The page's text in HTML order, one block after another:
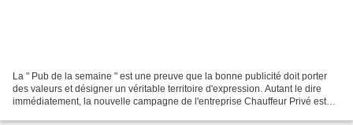
La " Pub de la semaine " est une preuve que la bonne publicité doit porter
des valeurs et désigner un véritable territoire d'expression. Autant le dire
immédiatement, la nouvelle campagne de l'entreprise Chauffeur Privé est